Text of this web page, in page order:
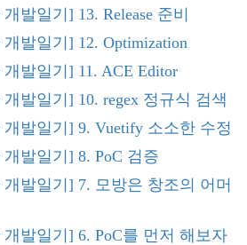
발일기] 13. Release 준비
개발일기] 12. Optimization
개발일기] 11. ACE Editor
개발일기] 10. regex 정규식 검색
개발일기] 9. Vuetify 소소한 수정
개발일기] 8. PoC 검증
개발일기] 7. 모방은 창조의 어머
개발일기] 6. PoC를 먼저 해보자